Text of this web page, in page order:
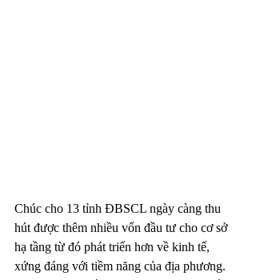
Chúc cho 13 tỉnh ĐBSCL ngày càng thu
hút được thêm nhiều vốn đầu tư cho cơ sở
hạ tầng từ đó phát triển hơn về kinh tế,
xứng đáng với tiềm năng của địa phương.